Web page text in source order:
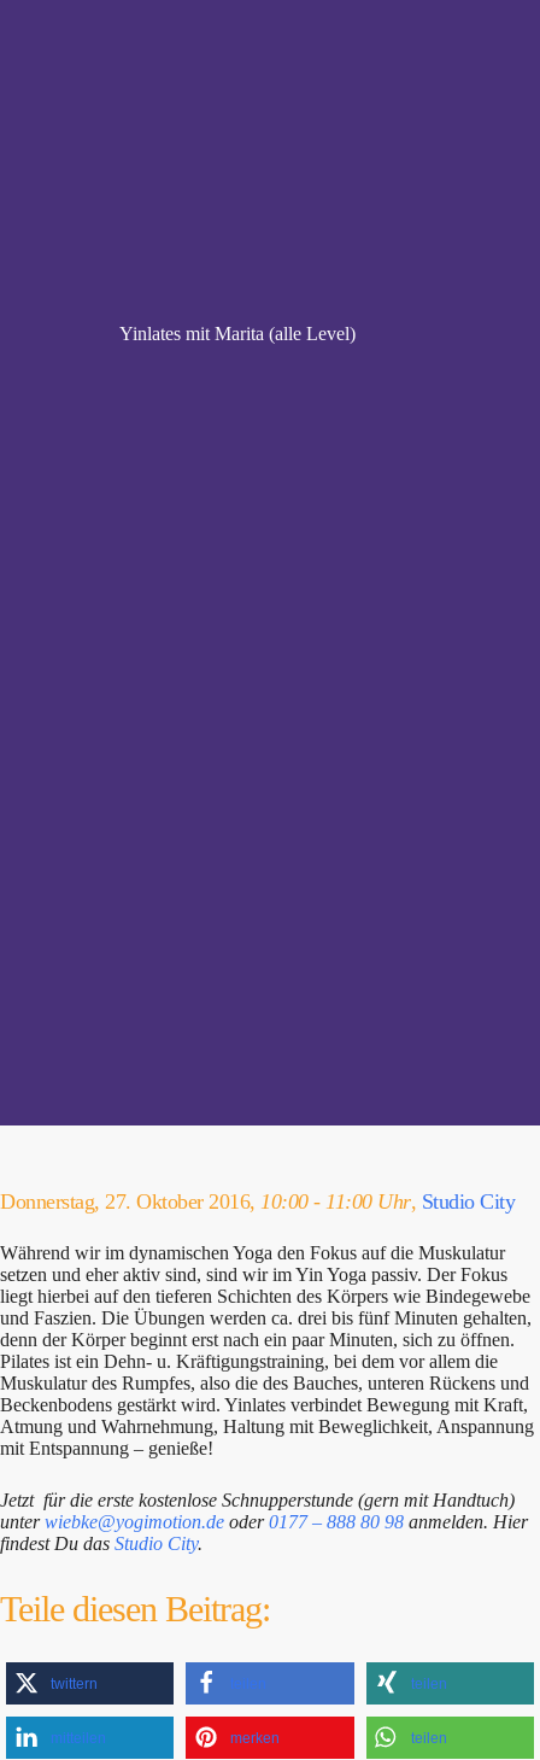
Yinlates mit Marita (alle Level)
Donnerstag, 27. Oktober 2016, 10:00 - 11:00 Uhr, Studio City
Während wir im dynamischen Yoga den Fokus auf die Muskulatur
setzen und eher aktiv sind, sind wir im Yin Yoga passiv. Der Fokus
liegt hierbei auf den tieferen Schichten des Körpers wie Bindegewebe
und Faszien. Die Übungen werden ca. drei bis fünf Minuten gehalten,
denn der Körper beginnt erst nach ein paar Minuten, sich zu öffnen.
Pilates ist ein Dehn- u. Kräftigungstraining, bei dem vor allem die
Muskulatur des Rumpfes, also die des Bauches, unteren Rückens und
Beckenbodens gestärkt wird. Yinlates verbindet Bewegung mit Kraft,
Atmung und Wahrnehmung, Haltung mit Beweglichkeit, Anspannung
mit Entspannung – genieße!
Jetzt für die erste kostenlose Schnupperstunde (gern mit Handtuch)
unterwiebke@yogimotion.de oder0177 – 888 80 98 anmelden. Hier
findest Du das Studio City.
Teile diesen Beitrag:
twittern teilen teilen
mitteilen merken teilen